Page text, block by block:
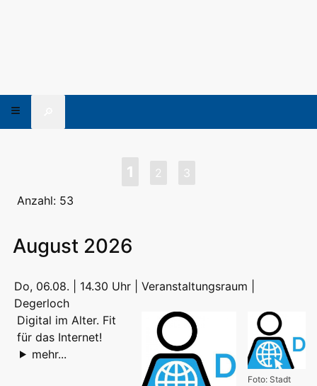
1 2
3
Anzahl: 53
August 2026
Do, 06.08. | 14.30 Uhr | Veranstaltungsraum |
Degerloch
Foto: Stadt
Digital im Alter. Fit
für das Internet!
mehr...